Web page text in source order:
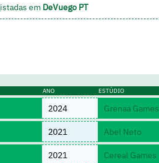
em DeVuego PT
ANO ESTÚDIO
2024 Grenaa Games
2021 Abel Neto
2021 Cereal Games